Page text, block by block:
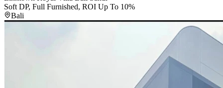
Soft DP, Full Furnished, ROI Up To 10%
Bali